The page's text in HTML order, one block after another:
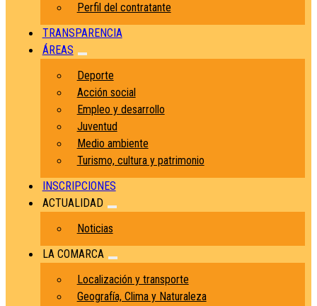
Perfil del contratante
TRANSPARENCIA
ÁREAS
Deporte
Acción social
Empleo y desarrollo
Juventud
Medio ambiente
Turismo, cultura y patrimonio
INSCRIPCIONES
ACTUALIDAD
Noticias
LA COMARCA
Localización y transporte
Geografía, Clima y Naturaleza